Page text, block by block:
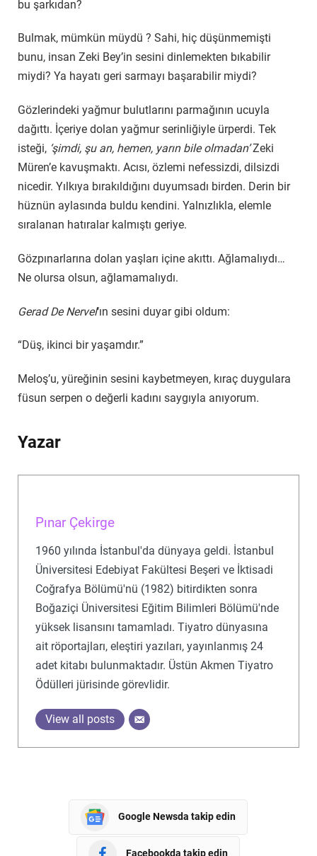
bu şarkıdan?
Bulmak, mümkün müydü ? Sahi, hiç düşünmemişti
bunu, insan Zeki Bey’in sesini dinlemekten bıkabilir
miydi? Ya hayatı geri sarmayı başarabilir miydi?
Gözlerindeki yağmur bulutlarını parmağının ucuyla
dağıttı. İçeriye dolan yağmur serinliğiyle ürperdi. Tek
isteği, ‘şimdi, şu an, hemen, yarın bile olmadan’Zeki
Müren’e kavuşmaktı. Acısı, özlemi nefessizdi, dilsizdi
nicedir. Yılkıya bırakıldığını duyumsadı birden. Derin bir
hüznün aylasında buldu kendini. Yalnızlıkla, elemle
sıralanan hatıralar kalmıştı geriye.
Gözpınarlarına dolan yaşları içine akıttı. Ağlamalıydı…
Ne olursa olsun, ağlamamalıydı.
Gerad De Nervel‘ın sesini duyar gibi oldum:
“Düş, ikinci bir yaşamdır.”
Meloş’u, yüreğinin sesini kaybetmeyen, kıraç duygulara
füsun serpen o değerli kadını saygıyla anıyorum.
Yazar
Pınar Çekirge
1960 yılında İstanbul'da dünyaya geldi. İstanbul
Üniversitesi Edebiyat Fakültesi Beşeri ve İktisadi
Coğrafya Bölümü'nü (1982) bitirdikten sonra
Boğaziçi Üniversitesi Eğitim Bilimleri Bölümü'nde
yüksek lisansını tamamladı. Tiyatro dünyasına
ait röportajları, eleştiri yazıları, yayınlanmış 24
adet kitabı bulunmaktadır. Üstün Akmen Tiyatro
Ödülleri jürisinde görevlidir.
View all posts
Google Newsda takip edin
Facebookda takip edin